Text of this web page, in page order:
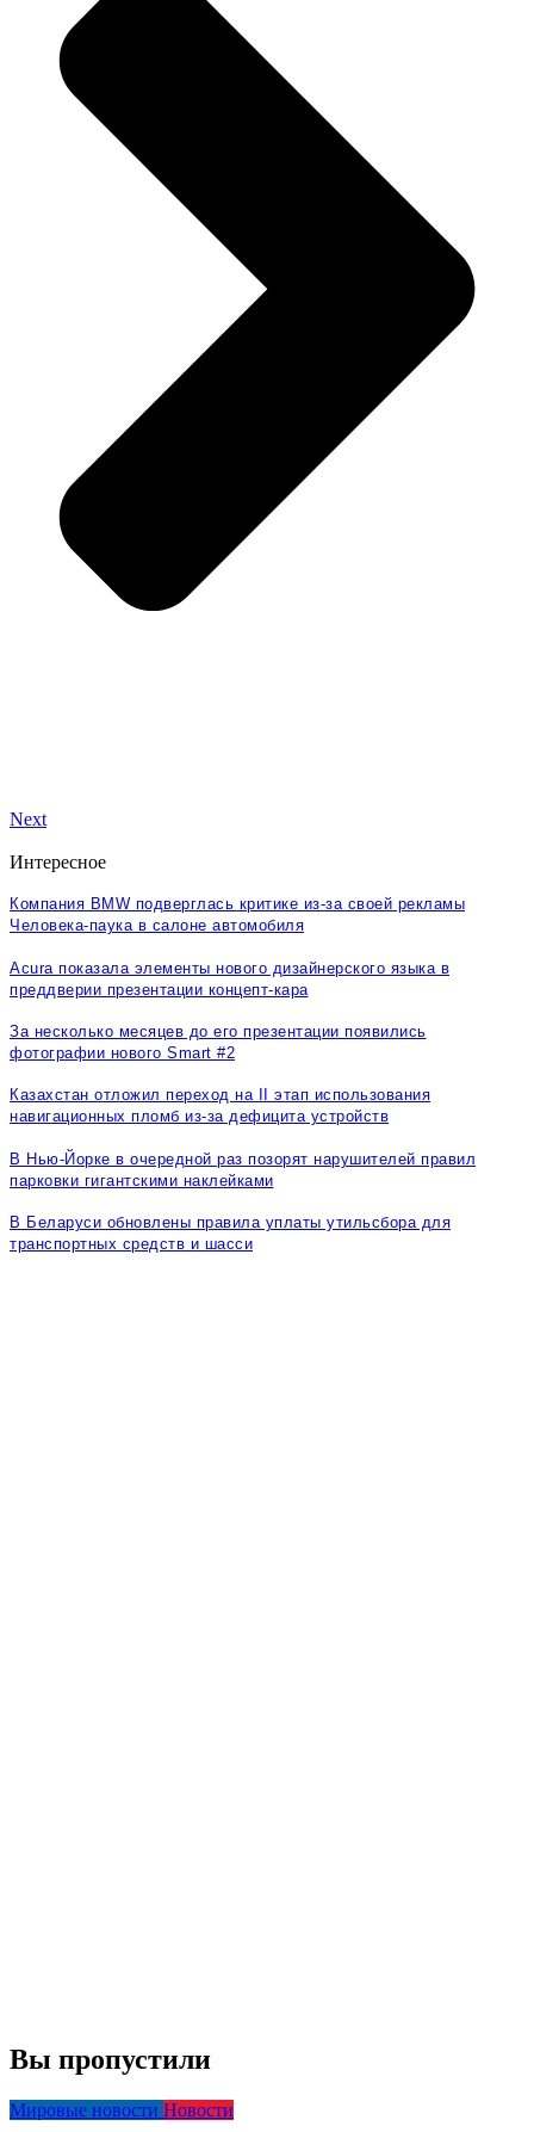
Next
Интересное
Компания BMW подверглась критике из-за своей рекламы
Человека-паука в салоне автомобиля
Acura показала элементы нового дизайнерского языка в
преддверии презентации концепт-кара
За несколько месяцев до его презентации появились
фотографии нового Smart #2
Казахстан отложил переход на II этап использования
навигационных пломб из-за дефицита устройств
В Нью-Йорке в очередной раз позорят нарушителей правил
парковки гигантскими наклейками
В Беларуси обновлены правила уплаты утильсбора для
транспортных средств и шасси
Вы пропустили
Мировые новости Новости